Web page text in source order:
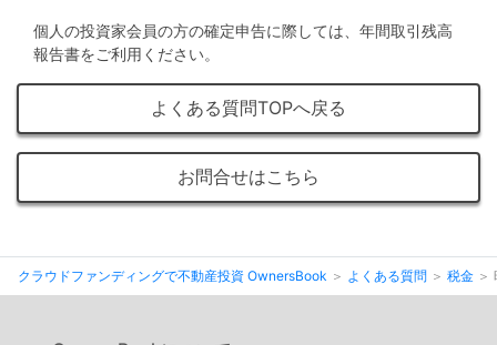
不
動
産
投
資
個人の投資家会員の方の確定申告に際しては、年間取引残高
報告書をご利用ください。
よくある質問TOPへ戻る
お問合せはこちら
クラウドファンディングで不動産投資 OwnersBook よくある質問 税金